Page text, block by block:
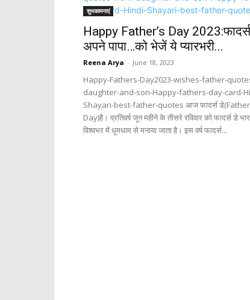
शुभकामनाएं
Happy Father’s Day
अपने पापा…को भेजें ये प्यारभरी...
Reena Arya - June 18, 2023
Happy-Fathers-Day2023-wishes-father-
daughter-and-son-Happy-fathers-day-card-
Shayari-best-father-quotes आज फादर्स
Day)है। प्रतिवर्ष जून महीने के तीसरे रविवार को फादर्स डे
विश्वभर में धूमधाम से मनाया जाता है। इस वर्ष फादर्स...